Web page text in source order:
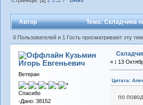
Автор Тема: Складчина
0 Пользователей и 1 Гость просматривают эту
Кузьмин
Игорь Евгеньевич
Ветеран
Спасибо
-Дано: 38152
« : 13
Цитата:
по